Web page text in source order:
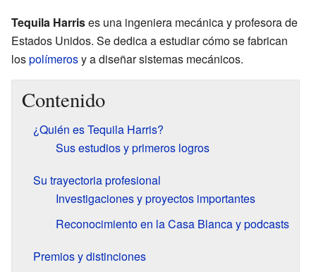
Tequila Harrises una ingeniera mecánica y profesora de
Estados Unidos. Se dedica a estudiar cómo se fabrican
lospolímerosy a diseñar sistemas mecánicos.
Contenido
¿Quién es Tequila Harris?
Sus estudios y primeros logros
Su trayectoria profesional
Investigaciones y proyectos importantes
Reconocimiento en la Casa Blanca y podcasts
Premios y distinciones